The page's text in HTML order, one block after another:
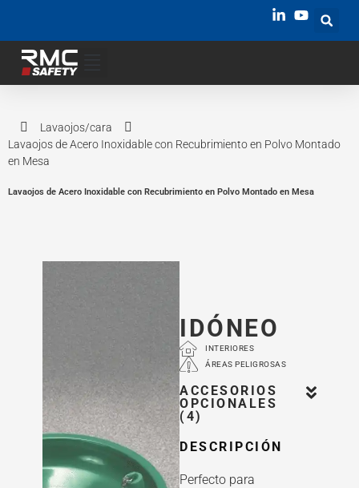
Lavaojos/cara
Lavaojos de Acero Inoxidable con Recubrimiento en Polvo Montado
en Mesa
Lavaojos de Acero Inoxidable con Recubrimiento en Polvo Montado en Mesa
IDÓNEO
INTERIORES
ÁREAS PELIGROSAS
ACCESORIOS
OPCIONALES
(4)
DESCRIPCIÓN
Perfecto para